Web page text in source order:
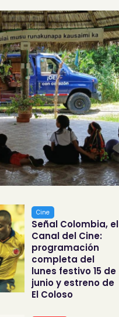
Cine
Señal Colombia, el
Canal del Cine:
programación
completa del
lunes festivo 15 de
junio y estreno de
El Coloso